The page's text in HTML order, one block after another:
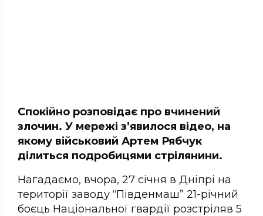
Спокійно розповідає про вчинений
злочин. У мережі з’явилося відео, на
якому військовий Артем Рябчук
ділиться подробицями стрілянини.
Нагадаємо, вчора, 27 січня в Дніпрі на
території заводу “Південмаш” 21-річний
боєць Національної гвардії розстріляв 5